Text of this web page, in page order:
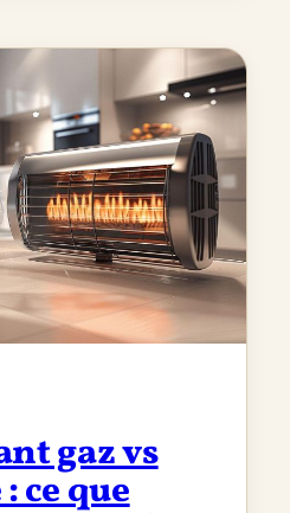
gaz vs
ce que